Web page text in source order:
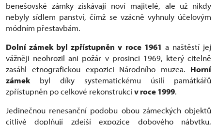
benešovské zámky získávají noví majitelé, ale už nikdy
nebyly sídlem panství, čímž se vzácně vyhnuly účelovým
módním přestavbám.
Dolní zámek byl zpřístupněn v roce 1961 a naštěstí jej
vážněji neohrozil ani požár v prosinci 1969, který citelně
zasáhl etnografickou expozici Národního muzea. Horní
zámek byl díky systematickému úsilí památkářů
zpřístupněn po celkové rekonstrukci v roce 1999.
Jedinečnou renesanční podobu obou zámeckých objektů
citlivě doplňují zdejší expozice dobového nábytku,